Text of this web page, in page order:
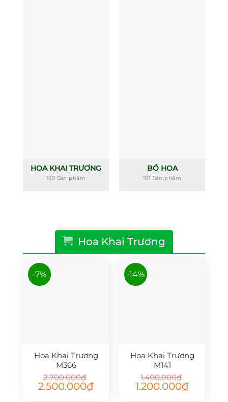
HOA KHAI TRƯƠNG
169 Sản phẩm
BÓ HOA
181 Sản phẩm
Hoa Khai Trương
-7%
Hoa Khai Trương
M366
2.700.000₫
Giá
gốc
2.500.000₫Giá
-14%
Hoa Khai Trương
M141
1.400.000₫
Giá
gốc
1.200.000₫Giá